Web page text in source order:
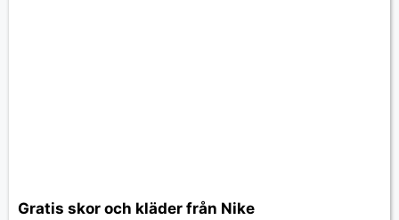
Gratis skor och kläder från Nike